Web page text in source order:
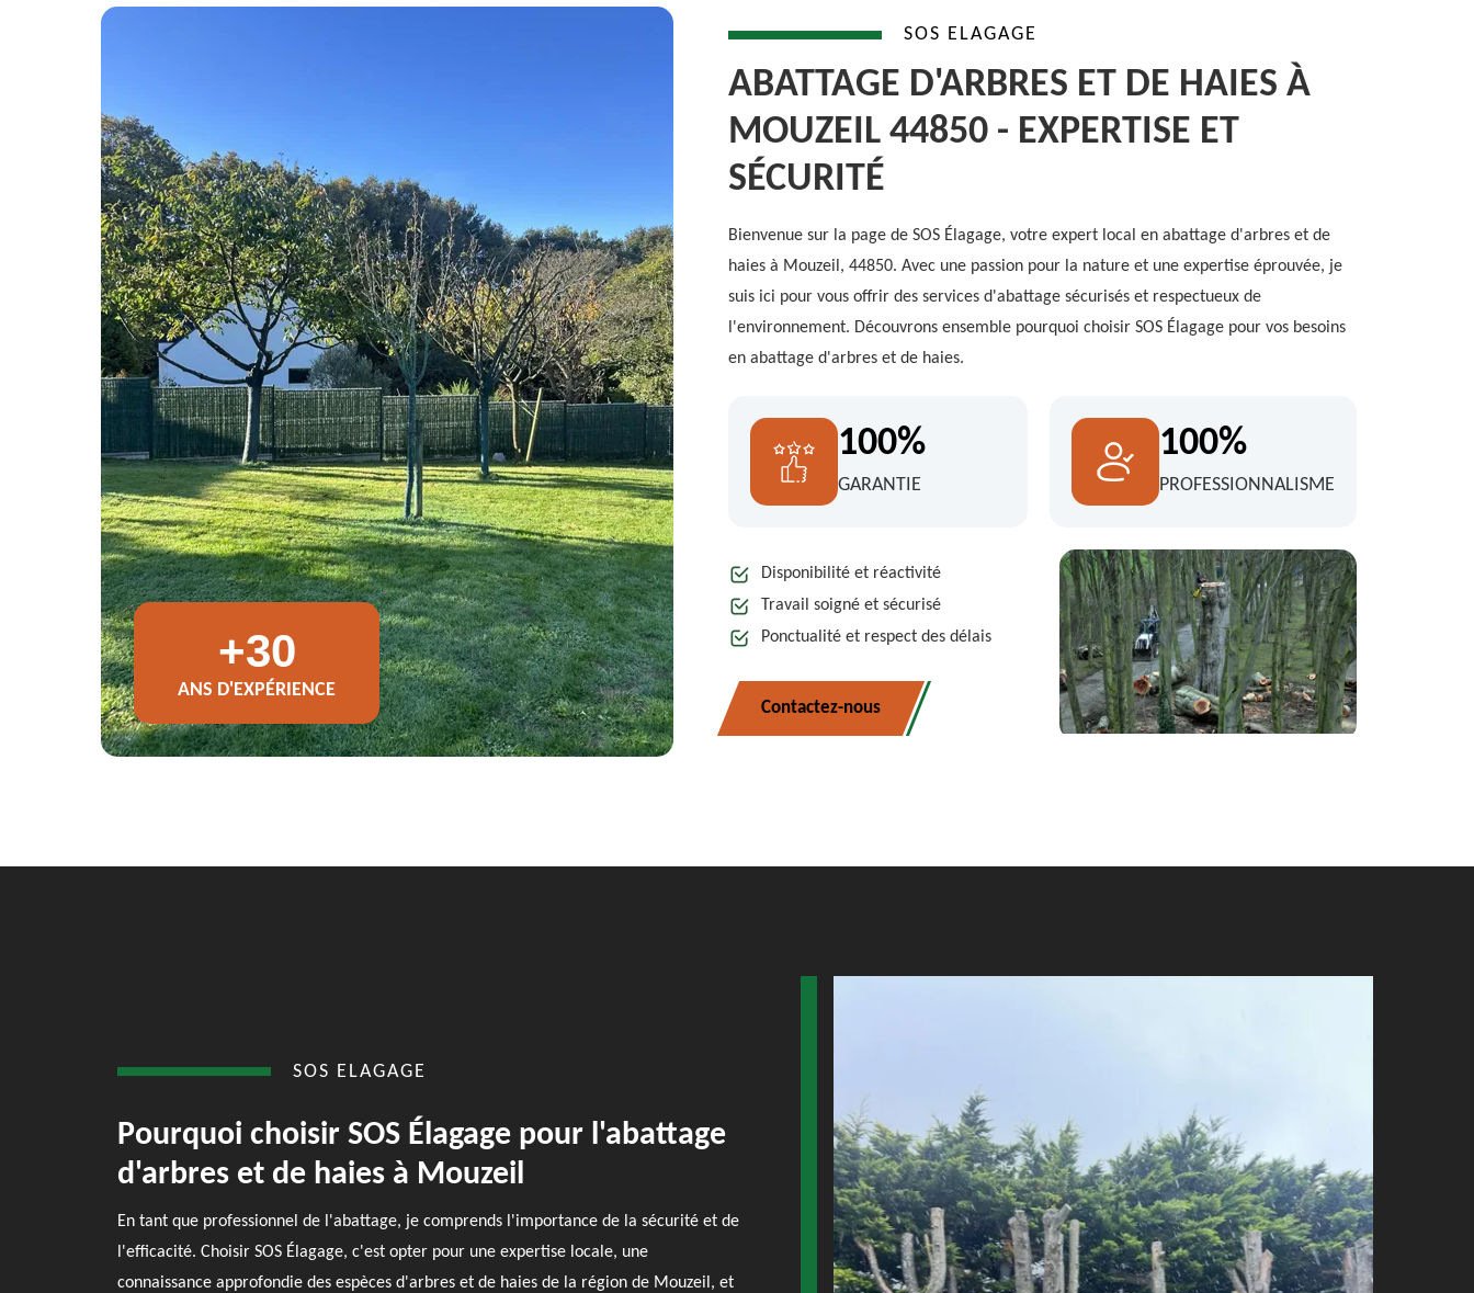
+30
ANS D'EXPÉRIENCE
SOS ELAGAGE
ABATTAGE D'ARBRES ET DE HAIES À
MOUZEIL 44850 - EXPERTISE ET
SÉCURITÉ
Bienvenue sur la page de SOS Élagage, votre expert local en abattage d'arbres et de
haies à Mouzeil, 44850. Avec une passion pour la nature et une expertise éprouvée, je
suis ici pour vous offrir des services d'abattage sécurisés et respectueux de
l'environnement. Découvrons ensemble pourquoi choisir SOS Élagage pour vos besoins
en abattage d'arbres et de haies.
100%
GARANTIE
100%
PROFESSIONNALISME
Disponibilité et réactivité
Travail soigné et sécurisé
Ponctualité et respect des délais
Contactez-nous
SOS ELAGAGE
Pourquoi choisir SOS Élagage pour l'abattage
d'arbres et de haies à Mouzeil
En tant que professionnel de l'abattage, je comprends l'importance de la sécurité et de
l'efficacité. Choisir SOS Élagage, c'est opter pour une expertise locale, une
connaissance approfondie des espèces d'arbres et de haies de la région de Mouzeil, et